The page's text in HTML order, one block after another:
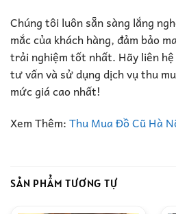
Chúng tôi luôn sẵn sàng lắng
mắc của khách hàng, đảm bảo
trải nghiệm tốt nhất. Hãy liên
tư vấn và sử dụng dịch vụ thu
mức giá cao nhất!
Xem Thêm:Thu Mua Đồ Cũ Hà
SẢN PHẨM TƯƠNG TỰ